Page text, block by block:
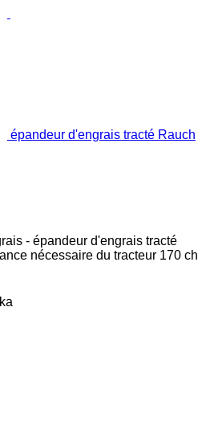
épandeur d'engrais tracté Rauch
- épandeur d'engrais tracté
nécessaire du tracteur 170 ch